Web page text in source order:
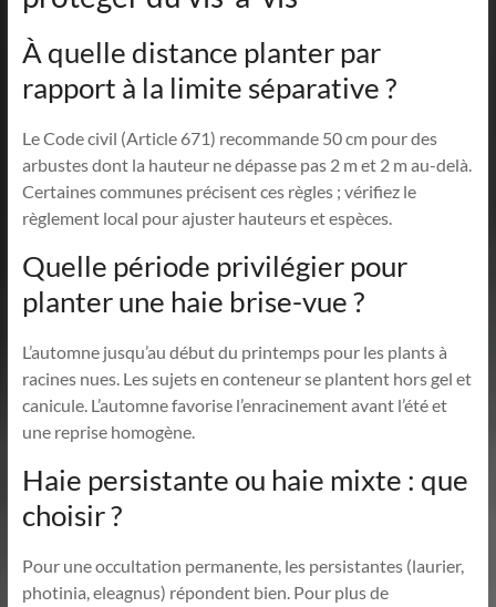
À quelle distance planter par
rapport à la limite séparative ?
Le Code civil (Article 671) recommande 50 cm pour des
arbustes dont la hauteur ne dépasse pas 2 m et 2 m au-delà.
Certaines communes précisent ces règles ; vérifiez le
règlement local pour ajuster hauteurs et espèces.
Quelle période privilégier pour
planter une haie brise-vue ?
L’automne jusqu’au début du printemps pour les plants à
racines nues. Les sujets en conteneur se plantent hors gel et
canicule. L’automne favorise l’enracinement avant l’été et
une reprise homogène.
Haie persistante ou haie mixte : que
choisir ?
Pour une occultation permanente, les persistantes (laurier,
photinia, eleagnus) répondent bien. Pour plus de